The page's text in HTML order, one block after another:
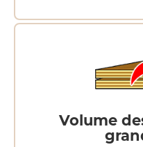
Volume